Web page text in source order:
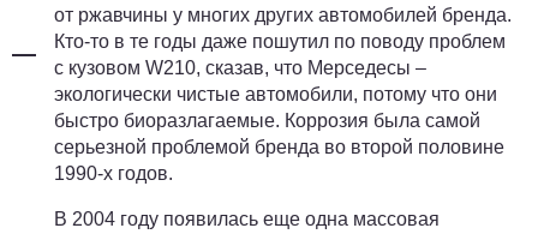
от ржавчины у многих других автомобилей бренда.
Кто-то в те годы даже пошутил по поводу проблем
с кузовом W210, сказав, что Мерседесы –
экологически чистые автомобили, потому что они
быстро биоразлагаемые. Коррозия была самой
серьезной проблемой бренда во второй половине
1990-х годов.
В 2004 году появилась еще одна массовая